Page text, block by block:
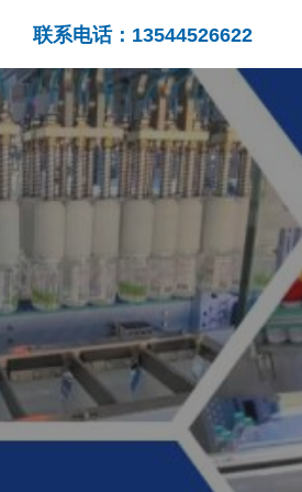
联系电话：13544526622